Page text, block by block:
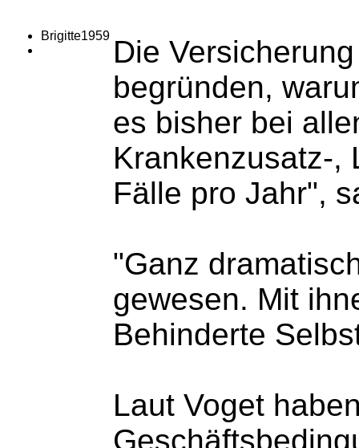
Brigitte1959 Die
begründen,
es bisher bei
Krankenzusatz-,
Fälle pro Jahr",
"Ganz
gewesen. Mit
Behinderte
Laut Voget